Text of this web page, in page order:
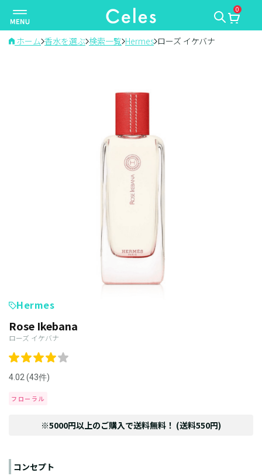
ナ
ビ
ゲ
0
ホーム 香水を選ぶ 検索一覧 Hermes ローズ イケバナ
Hermes
Rose Ikebana
ローズ イケバナ
4.02 (43件)
フローラル
※5000円以上のご購入で送料無料！ (送料550円)
コンセプト